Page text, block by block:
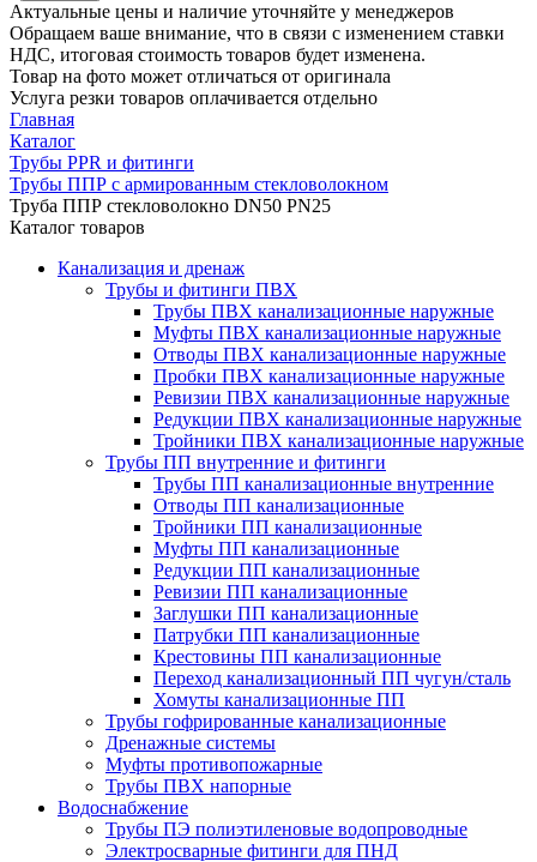
Актуальные цены и наличие уточняйте у менеджеров
Обращаем ваше внимание, что в связи с изменением ставки
НДС, итоговая стоимость товаров будет изменена.
Товар на фото может отличаться от оригинала
Услуга резки товаров оплачивается отдельно
Главная
Каталог
Трубы PPR и фитинги
Трубы ППР с армированным стекловолокном
Труба ППР стекловолокно DN50 PN25
Каталог товаров
Канализация и дренаж
Трубы и фитинги ПВХ
Трубы ПВХ канализационные наружные
Муфты ПВХ канализационные наружные
Отводы ПВХ канализационные наружные
Пробки ПВХ канализационные наружные
Ревизии ПВХ канализационные наружные
Редукции ПВХ канализационные наружные
Тройники ПВХ канализационные наружные
Трубы ПП внутренние и фитинги
Трубы ПП канализационные внутренние
Отводы ПП канализационные
Тройники ПП канализационные
Муфты ПП канализационные
Редукции ПП канализационные
Ревизии ПП канализационные
Заглушки ПП канализационные
Патрубки ПП канализационные
Крестовины ПП канализационные
Переход канализационный ПП чугун/сталь
Хомуты канализационные ПП
Трубы гофрированные канализационные
Дренажные системы
Муфты противопожарные
Трубы ПВХ напорные
Водоснабжение
Трубы ПЭ полиэтиленовые водопроводные
Электросварные фитинги для ПНД